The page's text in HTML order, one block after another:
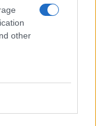
other
- Območje Sv.
Območje Prevalje